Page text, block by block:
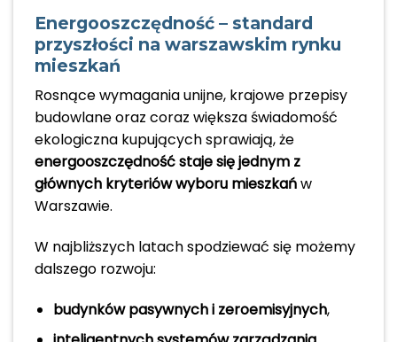
Energooszczędność – standard
przyszłości na warszawskim rynku
mieszkań
Rosnące wymagania unijne, krajowe przepisy
budowlane oraz coraz większa świadomość
ekologiczna kupujących sprawiają, że
energooszczędność staje się jednym z
głównych kryteriów wyboru mieszkańw
Warszawie.
W najbliższych latach spodziewać się możemy
dalszego rozwoju:
budynków pasywnych i zeroemisyjnych,